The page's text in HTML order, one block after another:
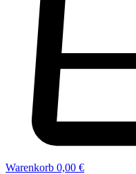
Warenkorb 0,00 €